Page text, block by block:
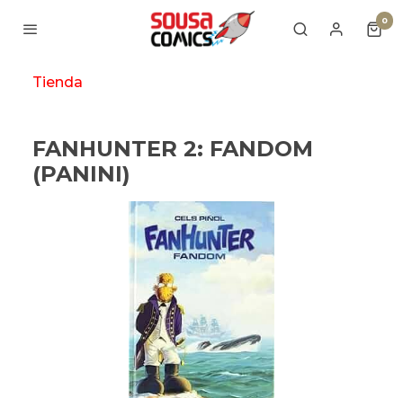
0
Tienda
FANHUNTER 2: FANDOM
(PANINI)